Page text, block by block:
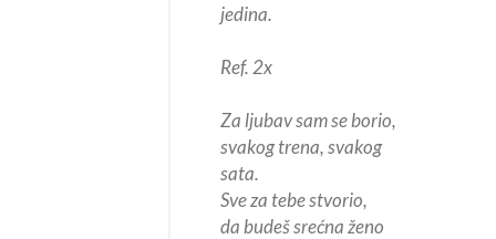
jedina.
Ref. 2x
Za ljubav sam se borio,
svakog trena, svakog
sata.
Sve za tebe stvorio,
da budeš srećna ženo